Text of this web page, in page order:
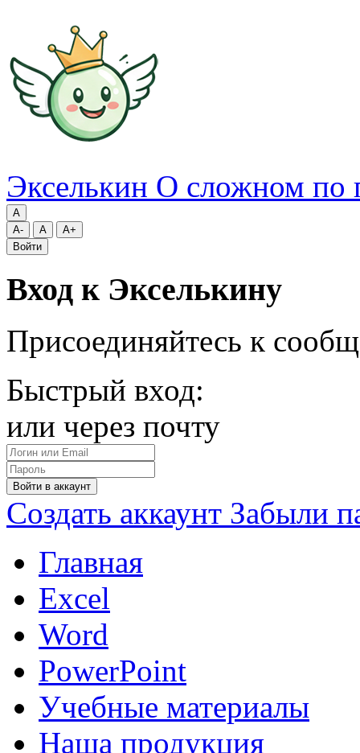
Экселькин О сложном по
A
A-
A
A+
Войти
Вход к Экселькину
Присоединяйтесь к
Быстрый вход:
или через почту
Войти в аккаунт
Создать аккаунт Забыли
Главная
Excel
Word
PowerPoint
Учебные материалы
Наша продукция